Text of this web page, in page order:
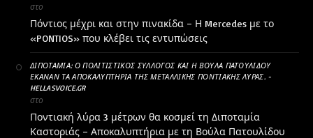
στο
Πόντιος μέχρι και στην πινακίδα – Η Mercedes με το
«PONTIOS» που κλέβει τις εντυπώσεις
ΔΙΠΟΤΑΜΊΑ: Ο ΠΟΛΙΤΙΣΤΙΚΌΣ ΣΎΛΛΟΓΟΣ ΚΑΙ Η ΒΟΎΛΑ ΠΑΤΟΥΛΊΔΟΥ
ΈΚΑΝΑΝ ΤΑ ΑΠΟΚΑΛΥΠΤΉΡΙΑ ΤΗΣ ΜΕΤΑΛΛΙΚΉΣ ΠΟΝΤΙΑΚΉΣ ΛΎΡΑΣ. -
HELLASVOICE.GR
στο
Ποντιακή λύρα 3 μέτρων θα κοσμεί τη Διποταμία
Καστοριάς – Αποκαλυπτήρια με τη Βούλα Πατουλίδου